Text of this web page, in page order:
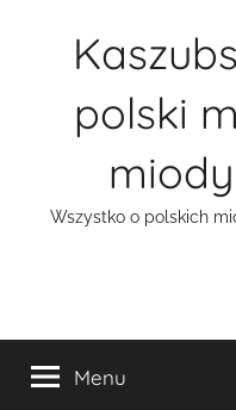
polski
Wszystko o polskich
Menu